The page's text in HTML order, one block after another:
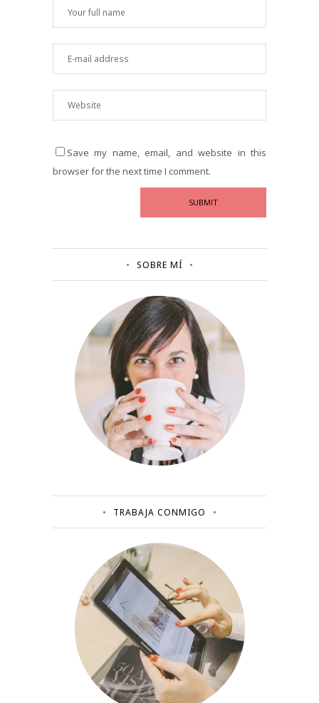
Save my name, email, and website in this
browser for the next time I comment.
SOBRE MÍ
TRABAJA CONMIGO